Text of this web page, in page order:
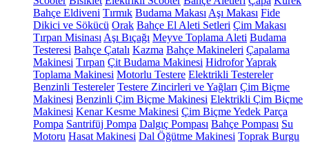
Bahçe Eldiveni Tırmık Budama Makası Aşı Makası Fide
Dikici ve Sökücü Orak Bahçe El Aleti Setleri Çim Makası
Tırpan Misinası Aşı Bıçağı Meyve Toplama Aleti Budama
Testeresi Bahçe Çatalı Kazma Bahçe Makineleri Çapalama
Makinesi Tırpan Çit Budama Makinesi HidroforYaprak
Toplama Makinesi Motorlu Testere Elektrikli Testereler
Benzinli Testereler Testere Zincirleri ve Yağları Çim Biçme
Makinesi Benzinli Çim Biçme Makinesi Elektrikli Çim Biçme
Makinesi Kenar Kesme Makinesi Çim Biçme Yedek Parça
Pompa Santrifüj Pompa Dalgıç Pompası Bahçe Pompası Su
Motoru Hasat Makinesi Dal Öğütme Makinesi Toprak Burgu